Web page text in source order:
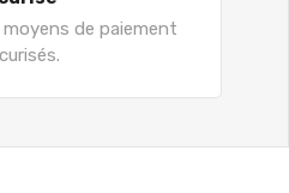
de paiement